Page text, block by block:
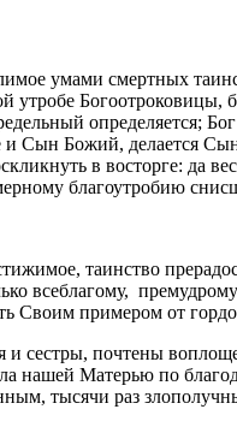
умами смертных
утробе Богоотроковицы,
определяется;
и Сын Божий, делается
в восторге: да
благоутробию
таинство
всеблагому,
Своим примером от
и сестры, почтены
нашей Матерью по
тысячи раз